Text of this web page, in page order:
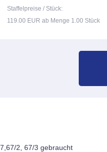
Staffelpreise / Stück:
119.00 EUR ab Menge 1.00 Stück
2, 67/3 gebraucht